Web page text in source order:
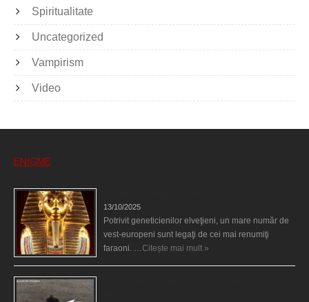
Spiritualitate
Uncategorized
Vampirism
Video
ENIGME
13/10/2025
Potrivit geneticienilor elveţieni, un mare număr de
vest-europeni sunt legaţi de cei mai renumiţi
faraoni. …Citește mai mult »